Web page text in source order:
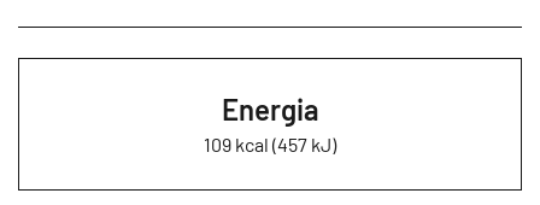
Energia
109 kcal (457 kJ)